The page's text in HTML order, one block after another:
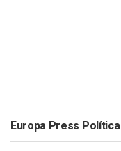
Europa Press Política